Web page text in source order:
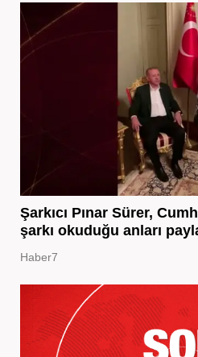
Şarkıcı Pınar Sürer,
şarkı okuduğu anları
Haber7